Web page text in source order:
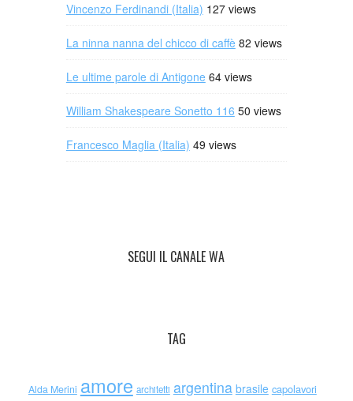
Vincenzo Ferdinandi (Italia) 127 views
La ninna nanna del chicco di caffè 82 views
Le ultime parole di Antigone 64 views
William Shakespeare Sonetto 116 50 views
Francesco Maglia (Italia) 49 views
SEGUI IL CANALE WA
TAG
Alda Merini amore architetti argentina brasile capolavori